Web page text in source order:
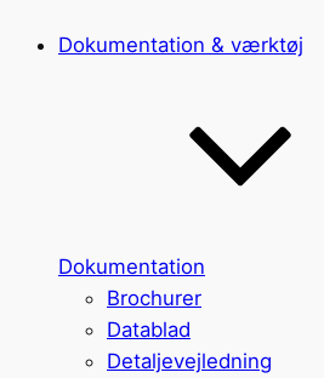
Dokumentation & værktøj
Dokumentation
Brochurer
Datablad
Detaljevejledning